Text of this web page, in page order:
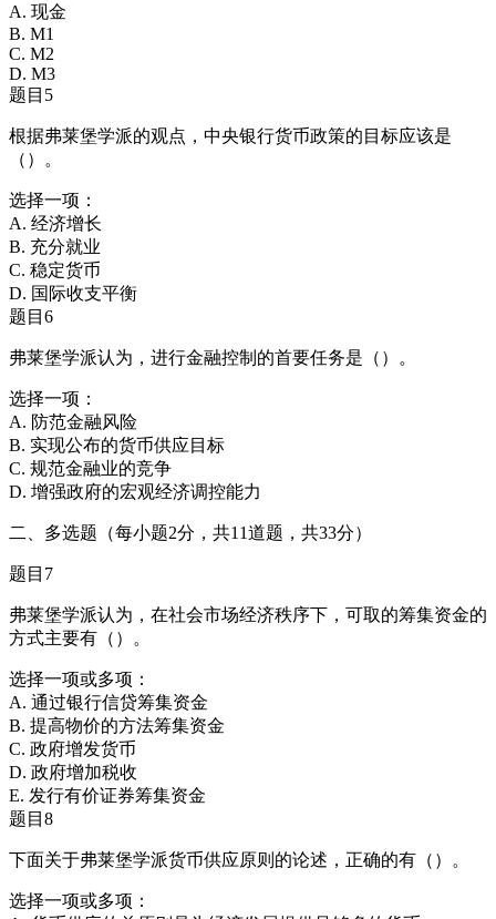
A. 现金
B. M1
C. M2
D. M3
题目5
根据弗莱堡学派的观点，中央银行货币政策的目标应该是
（）。
选择一项：
A. 经济增长
B. 充分就业
C. 稳定货币
D. 国际收支平衡
题目6
弗莱堡学派认为，进行金融控制的首要任务是（）。
选择一项：
A. 防范金融风险
B. 实现公布的货币供应目标
C. 规范金融业的竞争
D. 增强政府的宏观经济调控能力
二、多选题（每小题2分，共11道题，共33分）
题目7
弗莱堡学派认为，在社会市场经济秩序下，可取的筹集资金的
方式主要有（）。
选择一项或多项：
A. 通过银行信贷筹集资金
B. 提高物价的方法筹集资金
C. 政府增发货币
D. 政府增加税收
E. 发行有价证券筹集资金
题目8
下面关于弗莱堡学派货币供应原则的论述，正确的有（）。
选择一项或多项：